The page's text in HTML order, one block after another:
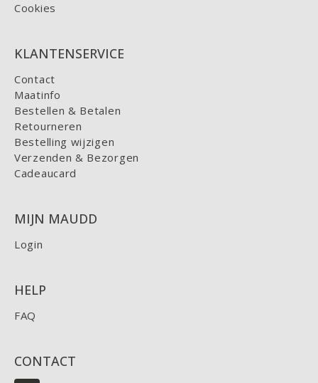
Cookies
KLANTENSERVICE
Contact
Maatinfo
Bestellen & Betalen
Retourneren
Bestelling wijzigen
Verzenden & Bezorgen
Cadeaucard
MIJN MAUDD
Login
HELP
FAQ
CONTACT